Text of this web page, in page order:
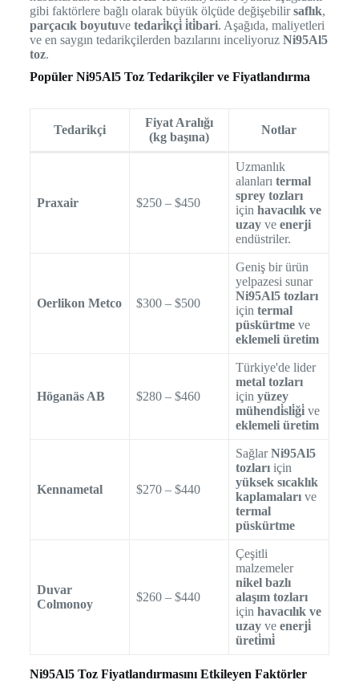
gibi faktörlere bağlı olarak büyük ölçüde değişebilirsaflık,
parçacık boyutuve tedari̇kçi̇ i̇ti̇bari. Aşağıda, maliyetleri
ve en saygın tedarikçilerden bazılarını inceliyoruz Ni95Al5
toz.
Popüler Ni95Al5 Toz Tedarikçiler ve Fiyatlandırma
Tedarikçi
Fiyat Aralığı
(kg başına)
Notlar
Praxair $250 – $450
Uzmanlık
alanları termal
sprey tozları
için havacılık ve
uzayve enerji
endüstriler.
Oerlikon Metco $300 – $500
Geniş bir ürün
yelpazesi sunar
Ni95Al5 tozları
için termal
püskürtmeve
eklemeli üretim
Höganäs AB $280 – $460
Türkiye'de lider
metal tozları
için yüzey
mühendi̇sli̇ği̇ve
eklemeli üretim
Kennametal $270 – $440
SağlarNi95Al5
tozlarıiçin
yüksek sıcaklık
kaplamalarıve
termal
püskürtme
Duvar
Colmonoy
$260 – $440
Çeşitli
malzemeler
nikel bazlı
alaşım tozları
için havacılık ve
uzayve enerji̇
üreti̇mi̇
Ni95Al5 Toz Fiyatlandırmasını Etkileyen Faktörler